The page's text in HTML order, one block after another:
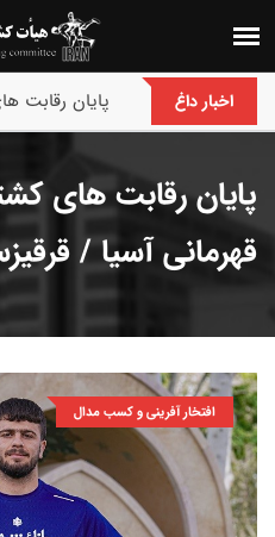
اخبار داغ پایان رقابت
پایان رقابت های
قهرمانی آسیا /
افتخار آفرینی و کسب مدال